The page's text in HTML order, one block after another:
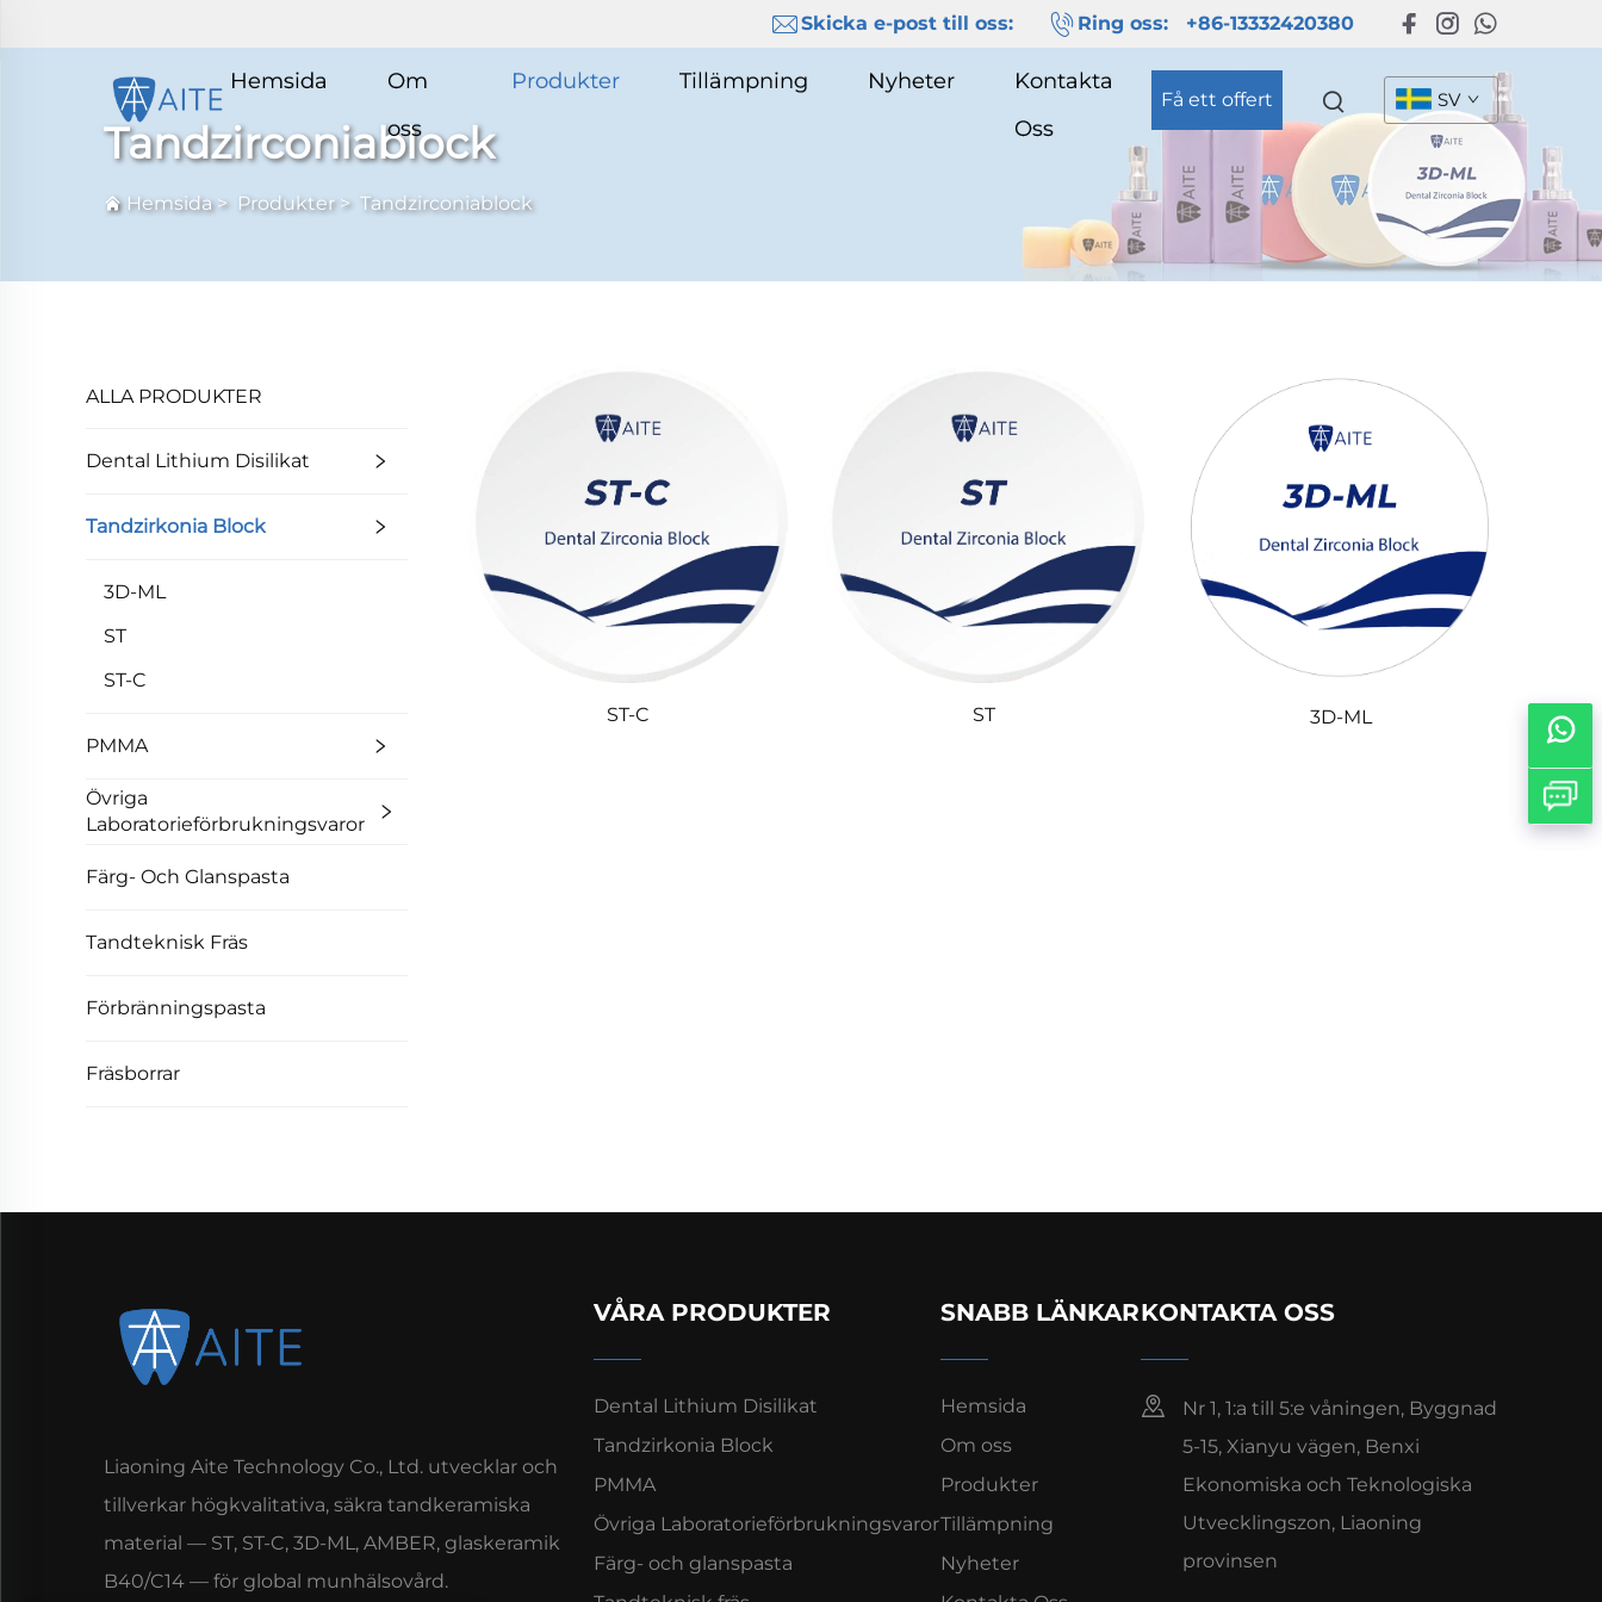
Skicka e-post till oss: Ring oss: +86-13332420380
Hemsida
Om
oss
Produkter Tillämpning Nyheter
Kontakta
Oss
Få ett offert SV
Tandzirconiablock
Hemsida> Produkter> Tandzirconiablock
ALLA PRODUKTER
Dental Lithium Disilikat
Tandzirkonia Block
3D-ML
ST
ST-C
PMMA
Övriga
Laboratorieförbrukningsvaror
Färg- Och Glanspasta
Tandteknisk Fräs
Förbränningspasta
Fräsborrar
ST-C ST 3D-ML
Liaoning Aite Technology Co., Ltd. utvecklar och
tillverkar högkvalitativa, säkra tandkeramiska
material — ST, ST-C, 3D-ML, AMBER, glaskeramik
B40/C14 — för global munhälsovård.
VÅRA PRODUKTER
Dental Lithium Disilikat
Tandzirkonia Block
PMMA
Övriga Laboratorieförbrukningsvaror
Färg- och glanspasta
SNABB LÄNKAR
Hemsida
Om oss
Produkter
Tillämpning
Nyheter
KONTAKTA OSS
Nr 1, 1:a till 5:e våningen, Byggnad
5-15, Xianyu vägen, Benxi
Ekonomiska och Teknologiska
Utvecklingszon, Liaoning
provinsen